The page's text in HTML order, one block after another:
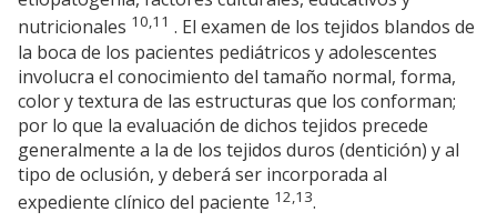
nutricionales 10,11 . El examen de los tejidos blandos de
la boca de los pacientes pediátricos y adolescentes
involucra el conocimiento del tamaño normal, forma,
color y textura de las estructuras que los conforman;
por lo que la evaluación de dichos tejidos precede
generalmente a la de los tejidos duros (dentición) y al
tipo de oclusión, y deberá ser incorporada al
expediente clínico del paciente 12,13.